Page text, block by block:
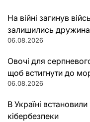
На війні загинув
залишились дружина
06.08.2026
Овочі для
щоб встигнути до
06.08.2026
В Україні
кібербезпеки